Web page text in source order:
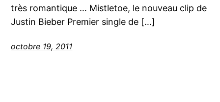
très romantique … Mistletoe, le nouveau clip de
Justin Bieber Premier single de […]
octobre 19, 2011